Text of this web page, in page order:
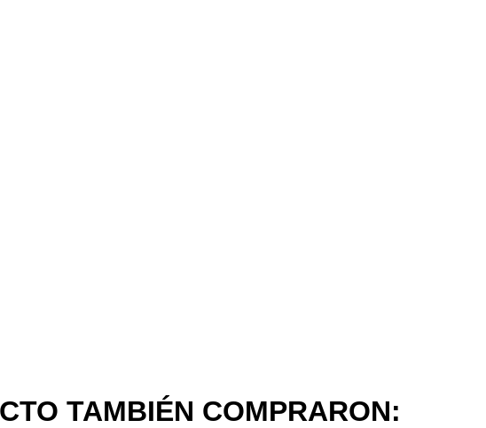
TAMBIÉN COMPRARON: